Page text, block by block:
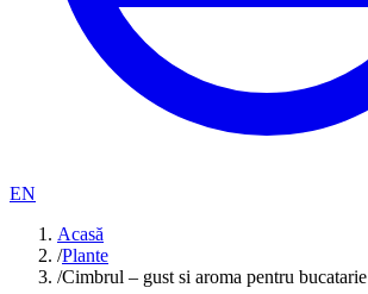
EN
Acasă
/Plante
/Cimbrul – gust si aroma pentru bucatarie